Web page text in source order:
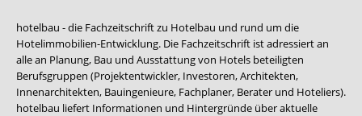
hotelbau - die Fachzeitschrift zu Hotelbau und rund um die
Hotelimmobilien-Entwicklung. Die Fachzeitschrift ist adressiert an
alle an Planung, Bau und Ausstattung von Hotels beteiligten
Berufsgruppen (Projektentwickler, Investoren, Architekten,
Innenarchitekten, Bauingenieure, Fachplaner, Berater und Hoteliers).
hotelbau liefert Informationen und Hintergründe über aktuelle